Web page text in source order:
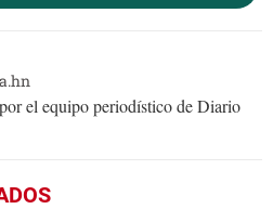
el equipo periodístico de Diario